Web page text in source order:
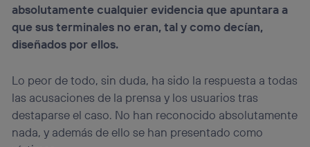
absolutamente cualquier evidencia que apuntara a
que sus terminales no eran, tal y como decían,
diseñados por ellos.
Lo peor de todo, sin duda, ha sido la respuesta a todas
las acusaciones de la prensa y los usuarios tras
destaparse el caso. No han reconocido absolutamente
nada, y además de ello se han presentado como
Si utilizas
datos móviles
, el marketing será más
personalizado, ya que se basará únicamente en la
navegación del usuario del móvil.
Puedes gestionar los consentimientos Utiq seleccionando
visitando el portal de privacidad de Utiq
(“consenthub”) . Para más información, consulta
la política de privacidad de Utiq.